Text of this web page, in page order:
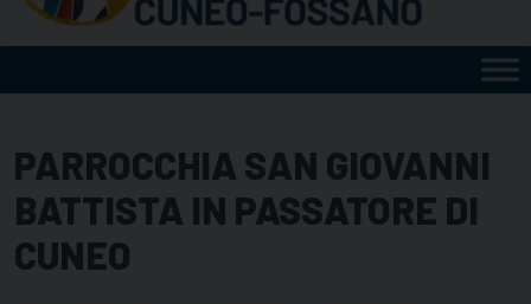
PARROCCHIA SAN GIOVANNI
BATTISTA IN PASSATORE DI
CUNEO